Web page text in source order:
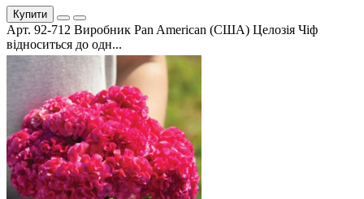
Купити
Арт. 92-712 Виробник Pan American (США) Целозія Чіф
відноситься до одн...